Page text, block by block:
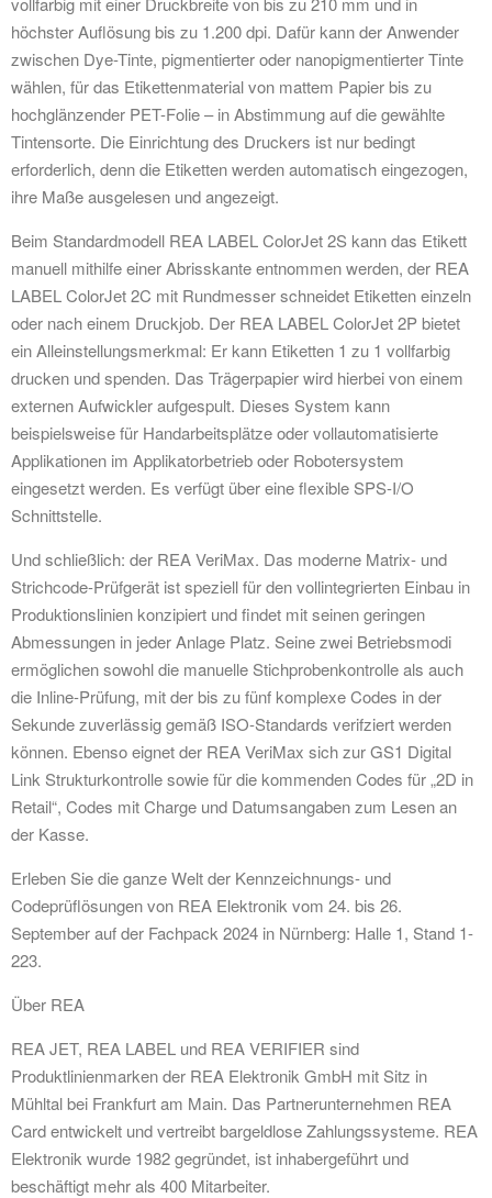
höchster Auflösung bis zu 1.200 dpi. Dafür kann der Anwender
zwischen Dye-Tinte, pigmentierter oder nanopigmentierter Tinte
wählen, für das Etikettenmaterial von mattem Papier bis zu
hochglänzender PET-Folie – in Abstimmung auf die gewählte
Tintensorte. Die Einrichtung des Druckers ist nur bedingt
erforderlich, denn die Etiketten werden automatisch eingezogen,
ihre Maße ausgelesen und angezeigt.
Beim Standardmodell REA LABEL ColorJet 2S kann das Etikett
manuell mithilfe einer Abrisskante entnommen werden, der REA
LABEL ColorJet 2C mit Rundmesser schneidet Etiketten einzeln
oder nach einem Druckjob. Der REA LABEL ColorJet 2P bietet
ein Alleinstellungsmerkmal: Er kann Etiketten 1 zu 1 vollfarbig
drucken und spenden. Das Trägerpapier wird hierbei von einem
externen Aufwickler aufgespult. Dieses System kann
beispielsweise für Handarbeitsplätze oder vollautomatisierte
Applikationen im Applikatorbetrieb oder Robotersystem
eingesetzt werden. Es verfügt über eine flexible SPS-I/O
Schnittstelle.
Und schließlich: der REA VeriMax. Das moderne Matrix- und
Strichcode-Prüfgerät ist speziell für den vollintegrierten Einbau in
Produktionslinien konzipiert und findet mit seinen geringen
Abmessungen in jeder Anlage Platz. Seine zwei Betriebsmodi
ermöglichen sowohl die manuelle Stichprobenkontrolle als auch
die Inline-Prüfung, mit der bis zu fünf komplexe Codes in der
Sekunde zuverlässig gemäß ISO-Standards verifziert werden
können. Ebenso eignet der REA VeriMax sich zur GS1 Digital
Link Strukturkontrolle sowie für die kommenden Codes für „2D in
Retail“, Codes mit Charge und Datumsangaben zum Lesen an
der Kasse.
Erleben Sie die ganze Welt der Kennzeichnungs- und
Codeprüflösungen von REA Elektronik vom 24. bis 26.
September auf der Fachpack 2024 in Nürnberg: Halle 1, Stand 1-
223.
Über REA
REA JET, REA LABEL und REA VERIFIER sind
Produktlinienmarken der REA Elektronik GmbH mit Sitz in
Mühltal bei Frankfurt am Main. Das Partnerunternehmen REA
Card entwickelt und vertreibt bargeldlose Zahlungssysteme. REA
Elektronik wurde 1982 gegründet, ist inhabergeführt und
beschäftigt mehr als 400 Mitarbeiter.